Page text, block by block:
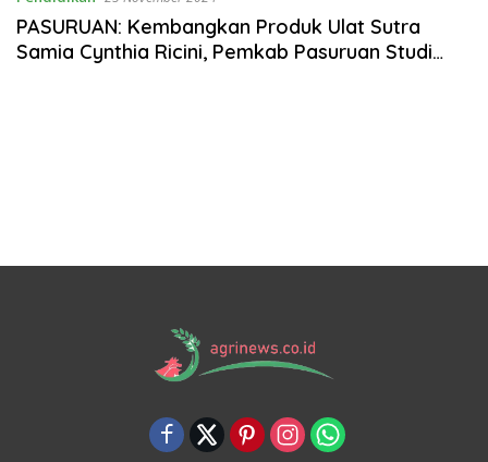
PASURUAN: Kembangkan Produk Ulat Sutra
Samia Cynthia Ricini, Pemkab Pasuruan Studi